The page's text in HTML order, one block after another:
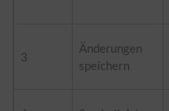
3
Änderungen
speichern